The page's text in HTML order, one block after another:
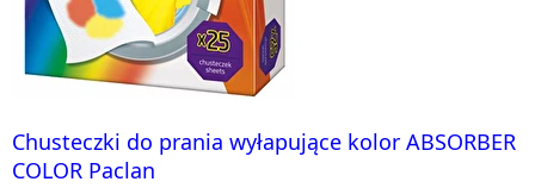
Chusteczki do prania wyłapujące kolor ABSORBER
COLOR Paclan